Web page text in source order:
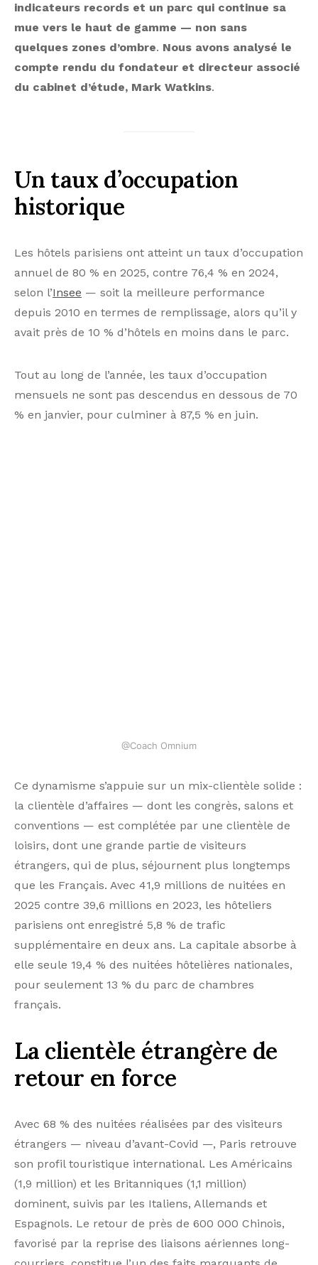
indicateurs records et un parc qui continue sa
mue vers le haut de gamme — non sans
quelques zones d’ombre. Nous avons analysé le
compte rendu du fondateur et directeur associé
du cabinet d’étude, Mark Watkins.
Un taux d’occupation
historique
Les hôtels parisiens ont atteint un taux d’occupation
annuel de 80 % en 2025, contre 76,4 % en 2024,
selon l’Insee — soit la meilleure performance
depuis 2010 en termes de remplissage, alors qu’il y
avait près de 10 % d’hôtels en moins dans le parc.
Tout au long de l’année, les taux d’occupation
mensuels ne sont pas descendus en dessous de 70
% en janvier, pour culminer à 87,5 % en juin.
étrangers, qui de plus, séjournent plus longtemps
2025 contre 39,6 millions en 2023, les hôteliers
parisiens ont enregistré 5,8 % de trafic
supplémentaire en deux ans. La capitale absorbe à
elle seule 19,4 % des nuitées hôtelières nationales,
pour seulement 13 % du parc de chambres
français.
La clientèle étrangère de
retour en force
Avec 68 % des nuitées réalisées par des visiteurs
son profil touristique international. Les Américains
(1,9 million) et les Britanniques (1,1 million)
dominent, suivis par les Italiens, Allemands et
favorisé par la reprise des liaisons aériennes long-
courriers, constitue l’un des faits marquants de
l’année.
Des prix toujours très
élevés